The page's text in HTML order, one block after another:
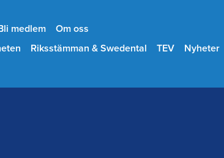
medlem
Om oss
Riksstämman & Swedental TEV Nyheter